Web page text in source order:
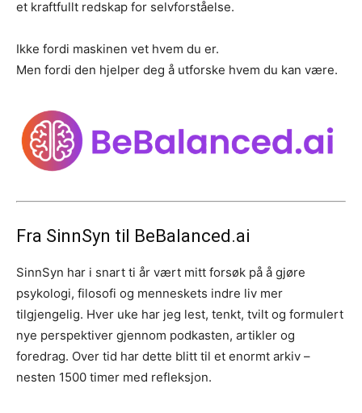
et kraftfullt redskap for selvforståelse.
Ikke fordi maskinen vet hvem du er.
Men fordi den hjelper deg å utforske hvem du kan være.
Fra SinnSyn til BeBalanced.ai
SinnSyn har i snart ti år vært mitt forsøk på å gjøre
psykologi, filosofi og menneskets indre liv mer
tilgjengelig. Hver uke har jeg lest, tenkt, tvilt og formulert
nye perspektiver gjennom podkasten, artikler og
foredrag. Over tid har dette blitt til et enormt arkiv –
nesten 1500 timer med refleksjon.